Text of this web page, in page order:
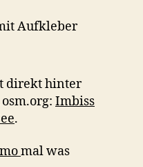
direkt hinter
Imbiss
.
mal was